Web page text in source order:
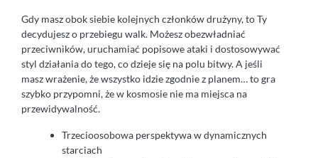
Gdy masz obok siebie kolejnych członków drużyny, to Ty
decydujesz o przebiegu walk. Możesz obezwładniać
przeciwników, uruchamiać popisowe ataki i dostosowywać
styl działania do tego, co dzieje się na polu bitwy. A jeśli
masz wrażenie, że wszystko idzie zgodnie z planem… to gra
szybko przypomni, że w kosmosie nie ma miejsca na
przewidywalność.
Trzecioosobowa perspektywa w dynamicznych
starciach